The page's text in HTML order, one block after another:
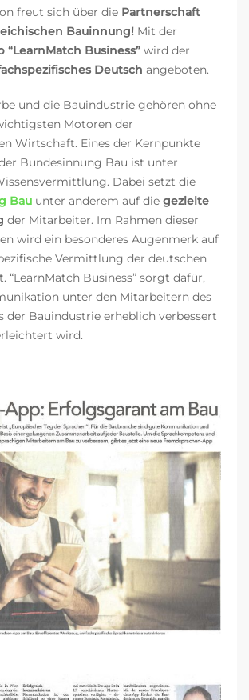
freut sich über die Partnerschaft
Bauinnung! Mit der
“LearnMatch Business” wird der
Deutsch angeboten.
und die Bauindustrie gehören ohne
Motoren der
Wirtschaft. Eines der Kernpunkte
Bundesinnung Bau ist unter
Dabei setzt die
Bau unter anderem auf die gezielte
der Mitarbeiter. Im Rahmen dieser
wird ein besonderes Augenmerk auf
Vermittlung der deutschen
“LearnMatch Business” sorgt dafür,
unter den Mitarbeitern des
der Bauindustrie erheblich verbessert
wird.